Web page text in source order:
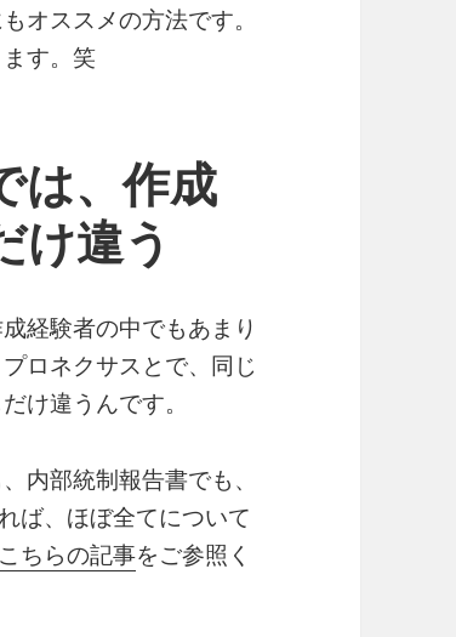
オススメの方法です。
す。笑
は、作成
け違う
経験者の中でもあまり
ロネクサスとで、同じ
け違うんです。
内部統制報告書でも、
ば、ほぼ全てについて
こちらの記事をご参照く